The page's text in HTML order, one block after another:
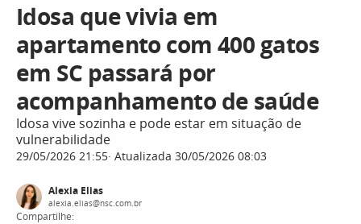
Idosa que vivia em
apartamento com 400 gatos
em SC passará por
acompanhamento de saúde
Idosa vive sozinha e pode estar em situação de
vulnerabilidade
29/05/2026 21:55 Atualizada 30/05/2026 08:03
Alexia Elias
alexia.elias@nsc.com.br
Compartilhe: